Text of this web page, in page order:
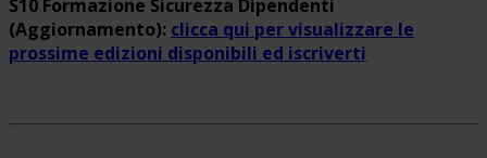
S10 Formazione Sicurezza Dipendenti
(Aggiornamento): clicca qui per visualizzare le
prossime edizioni disponibili ed iscriverti